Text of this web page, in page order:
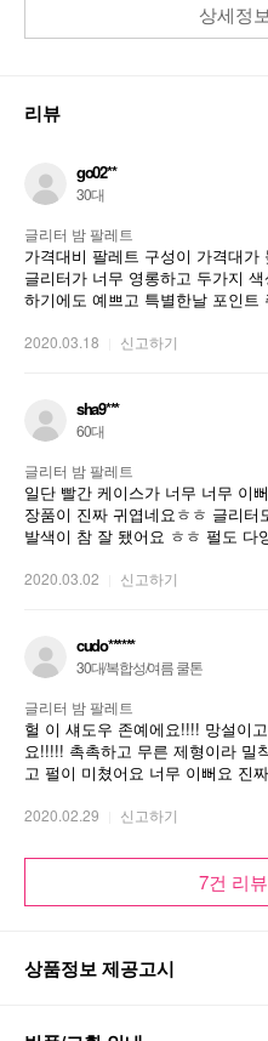
상세정
리뷰
go02**
30대
글리터 밤 팔레트
가격대비 팔레트 구성이 가격대가
글리터가 너무 영롱하고 두가지
하기에도 예쁘고 특별한날 포인트
2020.03.18 신고하기
sha9***
60대
글리터 밤 팔레트
일단 빨간 케이스가 너무 너무 이
장품이 진짜 귀엽네요ㅎㅎ 글리터
발색이 참 잘 됐어요 ㅎㅎ 펄도 다
2020.03.02 신고하기
cudo******
30대/복합성/여름 쿨톤
글리터 밤 팔레트
헐 이 섀도우 존예에요!!!! 망설이
요!!!!! 촉촉하고 무른 제형이라 밀
고 펄이 미쳤어요 너무 이뻐요 진
데 생각보다 크기가 작아서 조금만
2020.02.29 신고하기
7건 리
상품정보 제공고시